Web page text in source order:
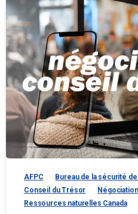
AFPC
Bureau de la sécurité
Conseil du Trésor
Ressources naturelles Canada